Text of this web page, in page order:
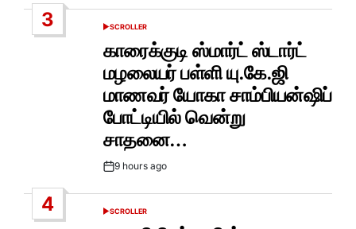
3
POSTED
SCROLLER
காரைக்குடி ஸ்மார்ட் ஸ்டார்ட்
மழலையர் பள்ளி யு.கே.ஜி
மாணவர் யோகா சாம்பியன்ஷிப்
போட்டியில் வென்று
சாதனை…
Post9 hours ago
4
POSTED
SCROLLER